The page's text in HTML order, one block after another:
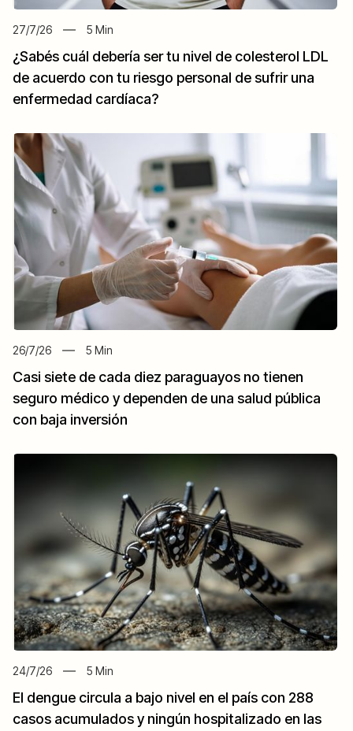
27/7/26 5 Min
¿Sabés cuál debería ser tu nivel de colesterol LDL
de acuerdo con tu riesgo personal de sufrir una
enfermedad cardíaca?
26/7/26 5 Min
Casi siete de cada diez paraguayos no tienen
seguro médico y dependen de una salud pública
con baja inversión
24/7/26 5 Min
El dengue circula a bajo nivel en el país con 288
casos acumulados y ningún hospitalizado en las